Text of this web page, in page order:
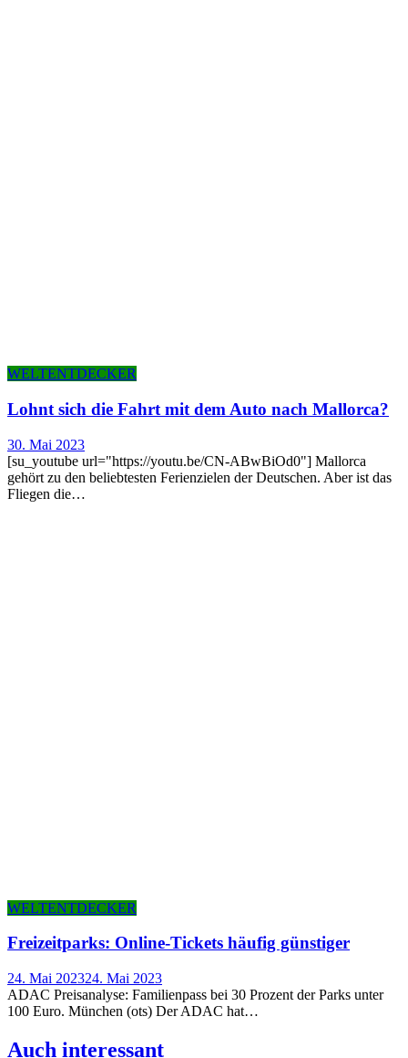
WELTENTDECKER
Lohnt sich die Fahrt mit dem Auto nach Mallorca?
30. Mai 2023
[su_youtube url="https://youtu.be/CN-ABwBiOd0"] Mallorca
gehört zu den beliebtesten Ferienzielen der Deutschen. Aber ist das
Fliegen die…
WELTENTDECKER
Frei­zeit­parks: Online-Tickets häu­fig günstiger
24. Mai 202324. Mai 2023
ADAC Preisanalyse: Familienpass bei 30 Prozent der Parks unter
100 Euro. München (ots) Der ADAC hat…
Auch inter­es­sant